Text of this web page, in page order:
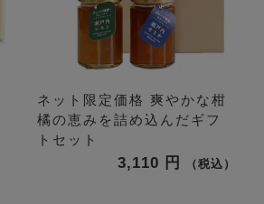
ネット限定価格 爽やかな柑
橘の恵みを詰め込んだギフ
トセット
3,110 税込